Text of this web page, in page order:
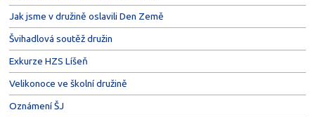
Jak jsme v družině oslavili Den Země
Švihadlová soutěž družin
Exkurze HZS Líšeň
Velikonoce ve školní družině
Oznámení ŠJ